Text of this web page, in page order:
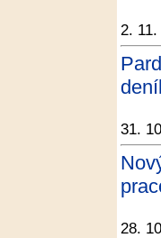
2.
31.
28.